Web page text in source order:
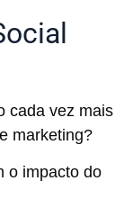
cada vez mais
marketing?
o impacto do